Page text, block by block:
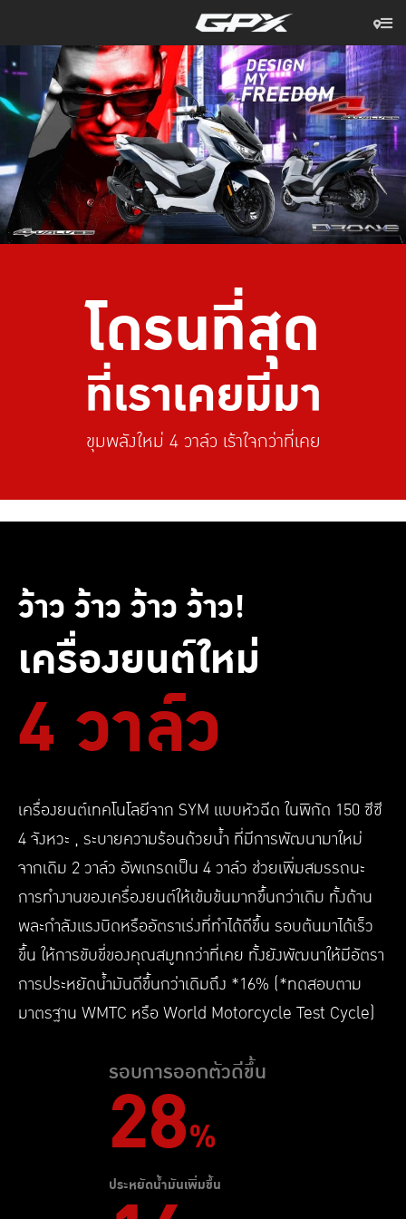
โดรนที่สุด
ที่เราเคยมีมา
ขุมพลังใหม่ 4 วาล์ว เร้าใจกว่าที่เคย
ว้าว ว้าว ว้าว ว้าว!
เครื่องยนต์ใหม่
4 วาล์ว
เครื่องยนต์เทคโนโลยีจาก SYM แบบหัวฉีด ในพิกัด 150 ซีซี
4 จังหวะ , ระบายความร้อนด้วยน้ำ ที่มีการพัฒนามาใหม่
จากเดิม 2 วาล์ว อัพเกรดเป็น 4 วาล์ว ช่วยเพิ่มสมรรถนะ
การทำงานของเครื่องยนต์ให้เข้มข้นมากขึ้นกว่าเดิม ทั้งด้าน
พละกำลังแรงบิดหรืออัตราเร่งที่ทำได้ดีขึ้น รอบต้นมาได้เร็ว
ขึ้น ให้การขับขี่ของคุณสมูทกว่าที่เคย ทั้งยังพัฒนาให้มีอัตรา
การประหยัดน้ำมันดีขึ้นกว่าเดิมถึง *16% (*ทดสอบตาม
มาตรฐาน WMTC หรือ World Motorcycle Test Cycle)
รอบการออกตัวดีขึ้น
28%
ประหยัดน้ำมันเพิ่มขึ้น